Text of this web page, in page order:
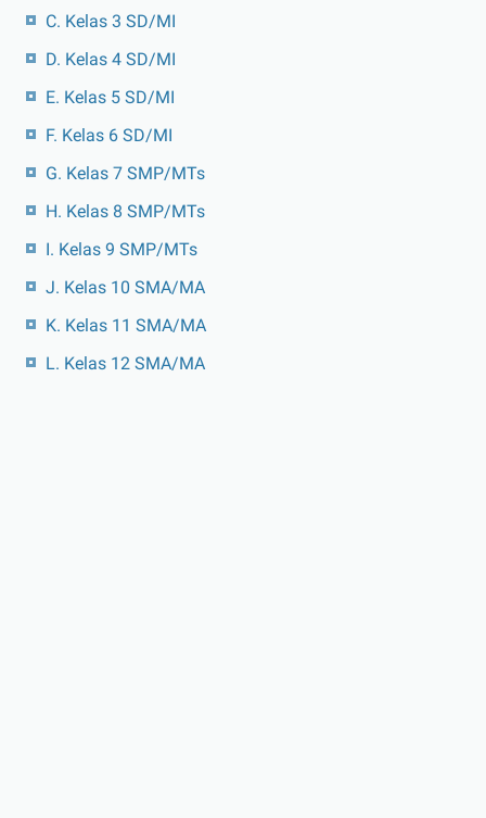
C. Kelas 3 SD/MI
D. Kelas 4 SD/MI
E. Kelas 5 SD/MI
F. Kelas 6 SD/MI
G. Kelas 7 SMP/MTs
H. Kelas 8 SMP/MTs
I. Kelas 9 SMP/MTs
J. Kelas 10 SMA/MA
K. Kelas 11 SMA/MA
L. Kelas 12 SMA/MA